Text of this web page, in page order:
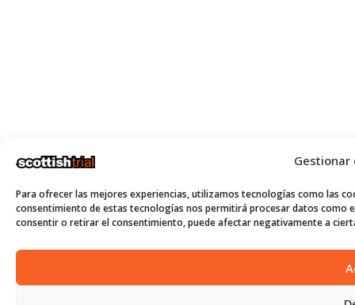
Para ofrecer las mejores experiencias, utilizamos tecnologías como las
consentimiento de estas tecnologías nos permitirá procesar datos como
consentir o retirar el consentimiento, puede afectar negativamente a